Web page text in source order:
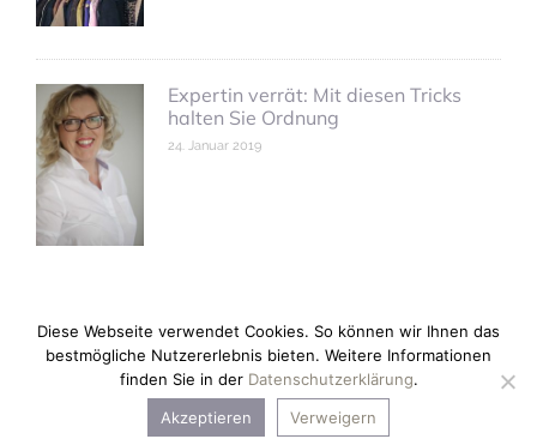
Expertin verrät: Mit diesen Tricks
halten Sie Ordnung
24. Januar 2019
Copyright © 2026 anne kleinhans.
Diese Webseite verwendet Cookies. So können wir Ihnen das
bestmögliche Nutzererlebnis bieten. Weitere Informationen
finden Sie in der Datenschutzerklärung.
Akzeptieren
Verweigern